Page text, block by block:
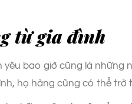
từ gia đình
yêu bao giờ cũng là những
họ hàng cũng có thể trở